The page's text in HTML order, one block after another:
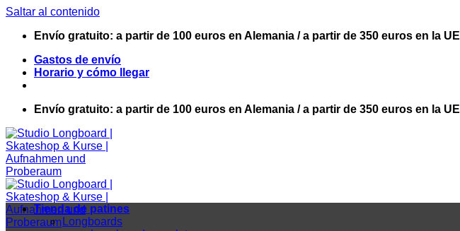
Saltar al contenido
Envío gratuito: a partir de 100 euros en Alemania / a partir de 350 euros en la UE
Gastos de envío
Horario y cómo llegar
Envío gratuito: a partir de 100 euros en Alemania / a partir de 350 euros en la UE
Tienda de patines
Longboards